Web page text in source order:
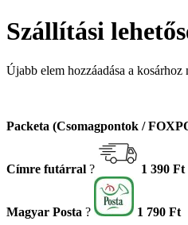
Szállítási
Újabb elem hozzáadása a
Packeta (Csomagpontok /
Címre futárral ? 1 390 Ft
Magyar Posta ? 1 790 Ft